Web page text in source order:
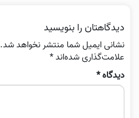
دیدگاهتان را بنویسید
نشانی ایمیل شما منتشر نخواهد شد.
علامت‌گذاری شده‌اند*
دیدگاه*